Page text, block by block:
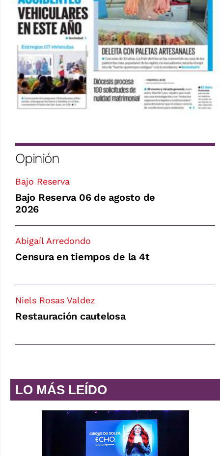
Opinión
Bajo Reserva
Bajo Reserva 06 de agosto de
2026
Abigaíl Arredondo
Censura en tiempos de la 4t
Niels Rosas Valdez
Restauración cautelosa
LO MÁS LEÍDO